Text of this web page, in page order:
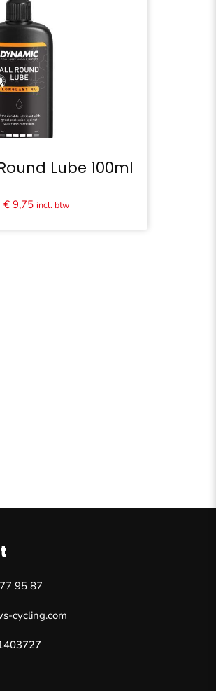
Lube 100ml
Oorspronkelijke
€9,75Huidige
incl. btw
95 87
cycling.com